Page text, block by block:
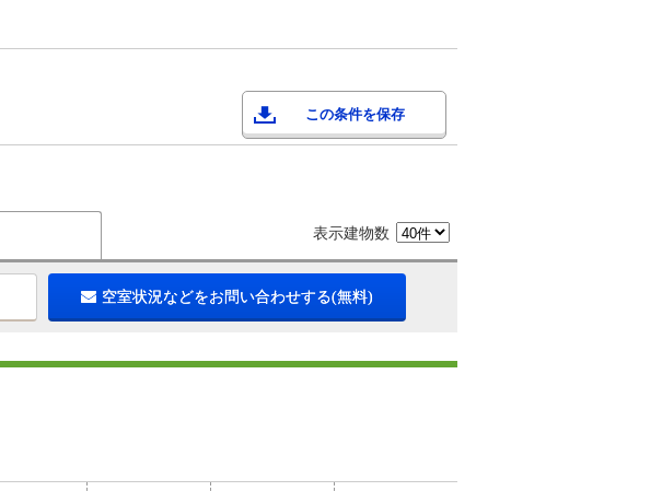
この条件を保存
表示建物数
空室状況などをお問い合わせする(無料)